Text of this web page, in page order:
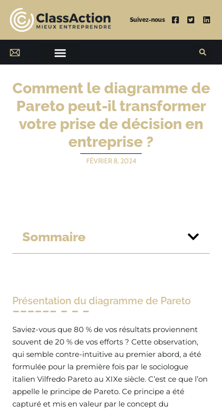
Suivez-nous
Comment le diagramme de
Pareto peut-il transformer
votre prise de décision en
entreprise ?
FÉVRIER 8, 2024
Sommaire
Présentation du diagramme de Pareto
Saviez-vous que 80 % de vos résultats proviennent
souvent de 20 % de vos efforts ? Cette observation,
qui semble contre-intuitive au premier abord, a été
formulée pour la première fois par le sociologue
italien Vilfredo Pareto au XIXe siècle. C’est ce que l’on
appelle le principe de Pareto. Ce principe a été
capturé et mis en valeur par le concept du